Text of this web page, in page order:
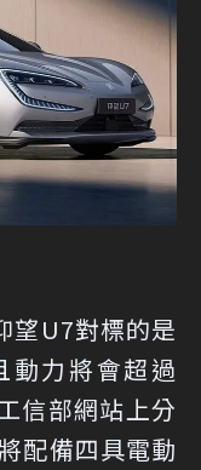
望U7對標的是
動力將會超過
信部網站上分
配備四具電動